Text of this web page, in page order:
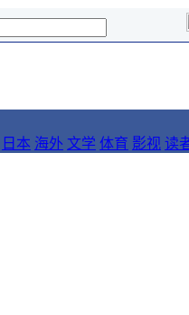
日本 海外 文学 体育 影视 读